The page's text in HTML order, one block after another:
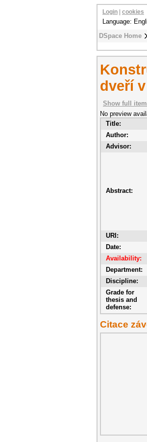
DSpace Home
Login cookies
Language:
dveří
Show full
No preview
Title:
Author:
Advisor:
Abstract:
URI:
Date:
Availability:
Department:
Discipline:
Grade for
thesis and
defense:
Citace